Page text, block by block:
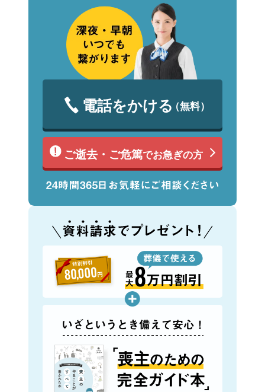
電話をかける（無料）
ご逝去・ご危篤でお急ぎの方